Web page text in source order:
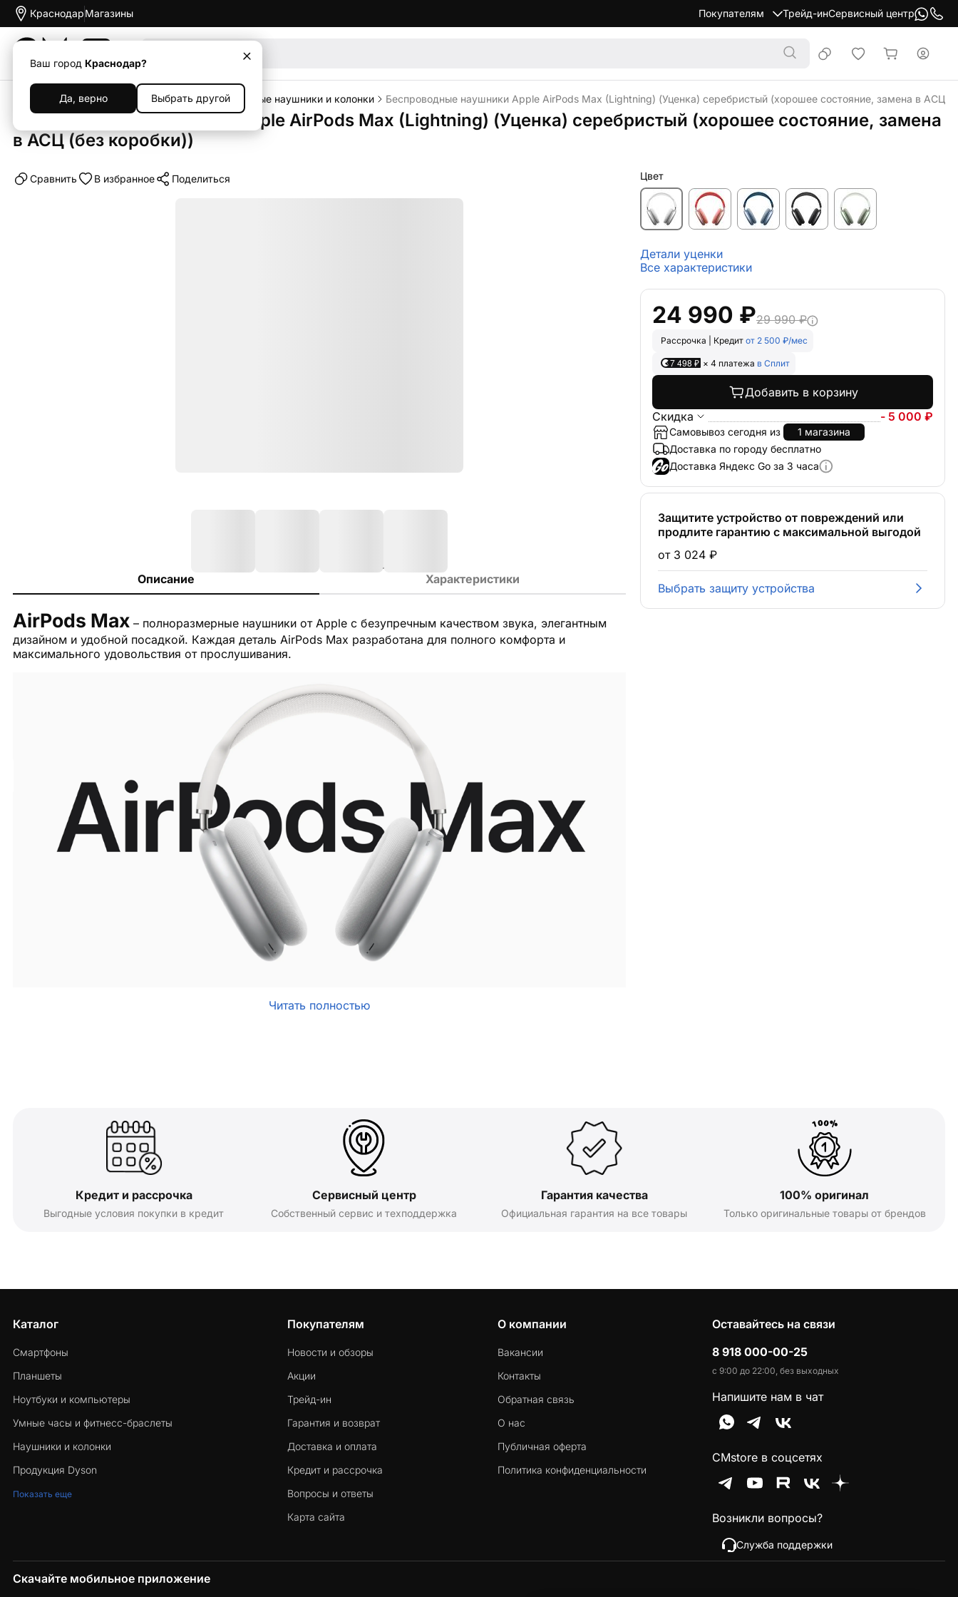
Краснодар
Ваш город Краснодар?
Да, верно Выбрать другой
Магазины Покупателям Трейд-инСервисный центр
Каталог Уцененная техника Уцененные наушники и колонки Беспроводные наушники Apple AirPods Max (Lightning) (Уценка) серебристый (хорошее состояние, замена в АСЦ
Беспроводные наушники Apple AirPods Max (Lightning) (Уценка) серебристый (хорошее состояние, замена
в АСЦ (без коробки))
Cравнить В избранное Поделиться
Описание Характеристики
AirPods Max – полноразмерные наушники от Apple с безупречным качеством звука, элегантным
дизайном и удобной посадкой. Каждая деталь AirPods Max разработана для полного комфорта и
максимального удовольствия от прослушивания.
Читать полностью
Цвет
Детали уценки
Все характеристики
24 990 ₽29 990 ₽
Рассрочка | Кредит от 2 500 ₽/мес
7 498 ₽ × 4 платежа в Сплит
Добавить в корзину
Скидка
- 5 000 ₽
Самовывоз сегодня из
1 магазина
Доставка по городу бесплатно
Доставка Яндекс Go за 3 часа
Защитите устройство от повреждений или
продлите гарантию с максимальной выгодой
от 3 024 ₽
Выбрать защиту устройства
Кредит и рассрочка
Выгодные условия покупки в кредит
Сервисный центр
Собственный сервис и техподдержка
Гарантия качества
Официальная гарантия на все товары
100% оригинал
Только оригинальные товары от брендов
Каталог
Смартфоны
Планшеты
Ноутбуки и компьютеры
Умные часы и фитнесс-браслеты
Наушники и колонки
Продукция Dyson
Показать еще
Покупателям
Новости и обзоры
Акции
Трейд-ин
Гарантия и возврат
Доставка и оплата
Кредит и рассрочка
Вопросы и ответы
Карта сайта
О компании
Вакансии
Контакты
Обратная связь
О нас
Публичная оферта
Политика конфиденциальности
Оставайтесь на связи
8 918 000-00-25
с 9:00 до 22:00, без выходных
Напишите нам в чат
CMstore в соцсетях
Возникли вопросы?
Служба поддержки
Скачайте мобильное приложение